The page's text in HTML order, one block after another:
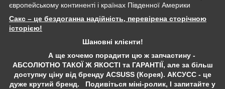
європейському континенті і країнах Південної Америки
Сакс – це бездоганна надійність, перевірена сторічною
історією!
Шановні клієнти!
А ще хочемо порадити цю ж запчастину -
АБСОЛЮТНО ТАКОЇ Ж ЯКОСТІ та ГАРАНТІЇ, але за більш
доступну ціну від бренду ACSUSS (Корея). АКСУСС - це
дуже крутий бренд. Подивіться міні-ролик, І запитайте у